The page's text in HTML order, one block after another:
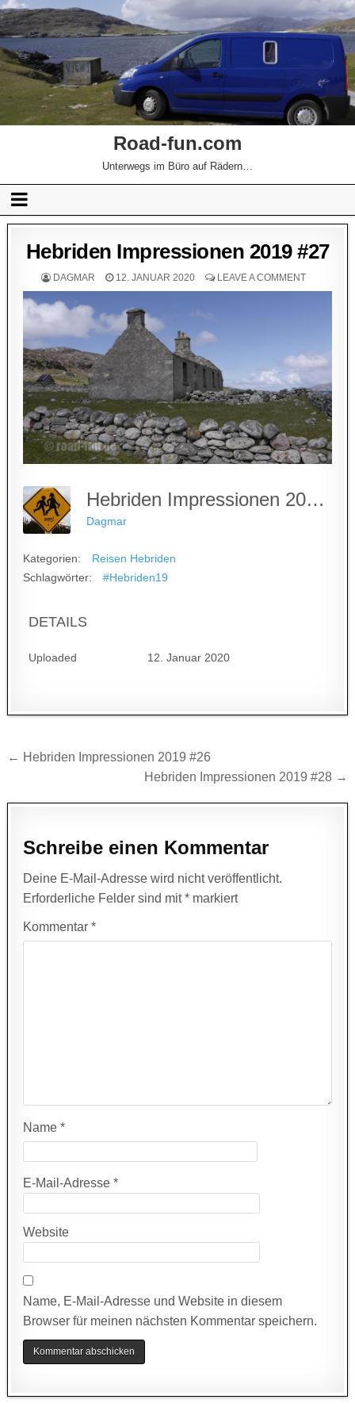
Road-fun.com
Unterwegs im Büro auf Rädern…
Hebriden Impressionen 2019 #27
DAGMAR 12. JANUAR 2020 LEAVE A COMMENT
Hebriden Impressionen 2019 #27
Dagmar
Kategorien:
Reisen Hebriden
Schlagwörter:
#Hebriden19
DETAILS
Uploaded 12. Januar 2020
Beitragsnavigation
← Hebriden Impressionen 2019 #26
Hebriden Impressionen 2019 #28 →
Schreibe einen Kommentar
Deine E-Mail-Adresse wird nicht veröffentlicht.
Erforderliche Felder sind mit* markiert
Kommentar*
Name*
E-Mail-Adresse*
Website
Name, E-Mail-Adresse und Website in diesem
Browser für meinen nächsten Kommentar speichern.